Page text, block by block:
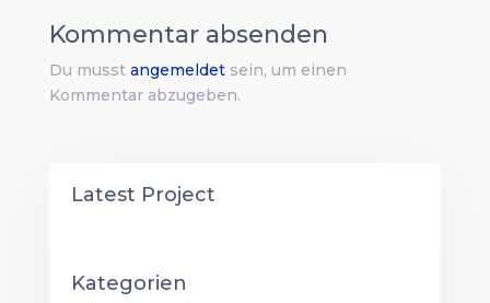
Kommentar absenden
Du musst angemeldetsein, um einen
Kommentar abzugeben.
Latest Project
Kategorien